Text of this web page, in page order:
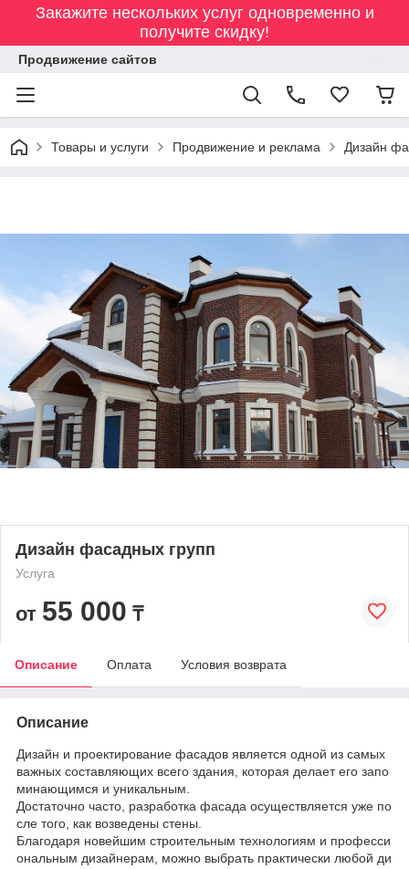
Закажите нескольких услуг одновременно и
получите скидку!
Продвижение сайтов
Товары и услуги Продвижение и реклама Дизайн
Дизайн фасадных групп
Услуга
от 55 000 ₸
Описание Оплата Условия возврата
Описание
Дизайн и проектирование фасадов является одной из самых
важных составляющих всего здания, которая делает его запо
минающимся и уникальным.
Достаточно часто, разработка фасада осуществляется уже по
сле того, как возведены стены.
Благодаря новейшим строительным технологиям и професси
ональным дизайнерам, можно выбрать практически любой ди